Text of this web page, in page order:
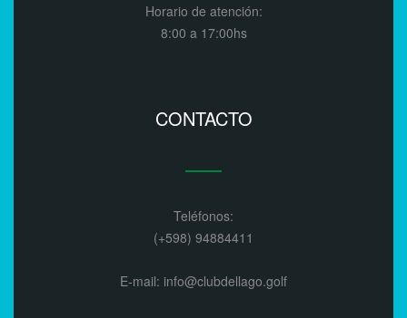
Horario de atención:
8:00 a 17:00hs
CONTACTO
Teléfonos:
(+598) 94884411
E-mail: info@clubdellago.golf